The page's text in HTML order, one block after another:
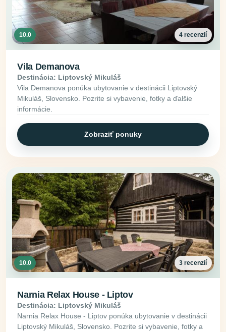
10.0 4 recenzií
Vila Demanova
Destinácia: Liptovský Mikuláš
Vila Demanova ponúka ubytovanie v destinácii Liptovský
Mikuláš, Slovensko. Pozrite si vybavenie, fotky a ďalšie
informácie.
Zobraziť ponuky
10.0 3 recenzií
Narnia Relax House - Liptov
Destinácia: Liptovský Mikuláš
Narnia Relax House - Liptov ponúka ubytovanie v destinácii
Liptovský Mikuláš, Slovensko. Pozrite si vybavenie, fotky a